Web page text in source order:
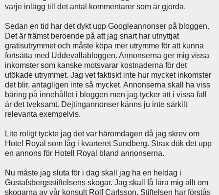
varje inlägg till det antal kommentarer som är gjorda.
Sedan en tid har det dykt upp Googleannonser på bloggen.
Det är främst beroende på att jag snart har utnyttjat
gratisutrymmet och måste köpa mer utrymme för att kunna
fortsätta med Uddevallabloggen. Annonserna ger mig vissa
inkomster som kanske motsvarar kostnaderna för det
utökade utrymmet. Jag vet faktiskt inte hur mycket inkomster
det blir, antagligen inte så mycket. Annonserna skall ha viss
bäring på innehållet i bloggen men jag tycker att i vissa fall
är det tveksamt. Dejtingannonser känns ju inte särkilt
relevanta exempelvis.
Lite roligt tyckte jag det var häromdagen då jag skrev om
Hotel Royal som låg i kvarteret Sundberg. Strax dök det upp
en annons för Hotell Royal bland annonserna.
Nu måste jag sluta för i dag skall jag ha en heldag i
Gustafsbergsstiftelsens skogar. Jag skall få lära mig allt om
skogarna av vår konsult Rolf Carlsson. Stiftelsen har förstås